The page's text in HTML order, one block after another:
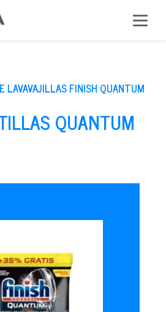
LAVAVAJILLAS FINISH QUANTUM
QUANTUM